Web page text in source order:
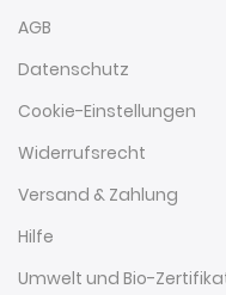
AGB
Datenschutz
Cookie-Einstellungen
Widerrufsrecht
Versand & Zahlung
Hilfe
Umwelt und Bio-